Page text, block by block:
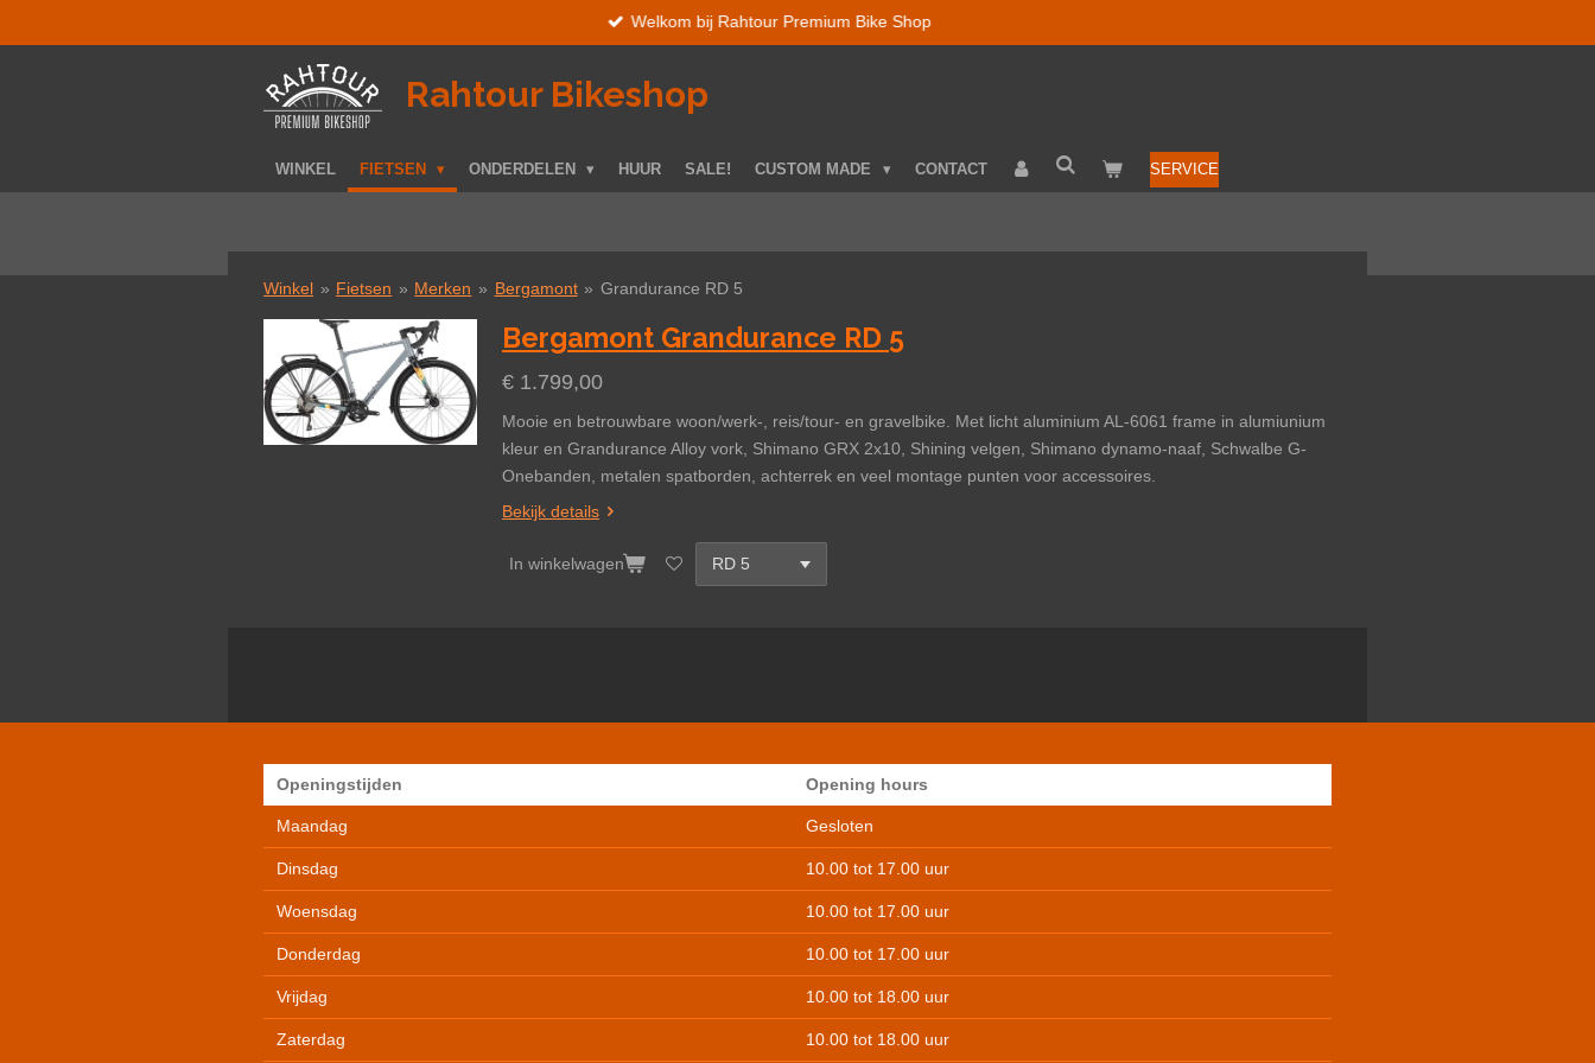
direct
­Rahtour Bikeshop
WINKEL FIETSEN ONDERDELEN HUUR SALE! CUSTOM MADE CONTACT SERVICE
Winkel » Fietsen » Merken » Bergamont » Grandurance RD 5
Bergamont Grandurance RD 5
€ 1.799,00
Mooie en betrouwbare woon/werk-, reis/tour- en gravelbike. Met licht aluminium AL-6061 frame in alumiunium
kleur en Grandurance Alloy vork, Shimano GRX 2x10, Shining velgen, Shimano dynamo-naaf, Schwalbe G-
Onebanden, metalen spatborden, achterrek en veel montage punten voor accessoires.
Bekijk details
In winkelwagen
Openingstijden Opening hours
Maandag Gesloten
Dinsdag 10.00 tot 17.00 uur
Woensdag 10.00 tot 17.00 uur
Donderdag 10.00 tot 17.00 uur
Vrijdag 10.00 tot 18.00 uur
Zaterdag 10.00 tot 18.00 uur